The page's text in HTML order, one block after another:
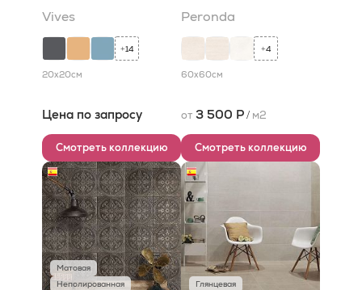
Vives
+14
20x20см
Цена по запросу
Смотреть коллекцию
Peronda
+4
60x60см
от 3 500 Р/ м2
Смотреть коллекцию
Матовая
Неполированная
Глянцевая